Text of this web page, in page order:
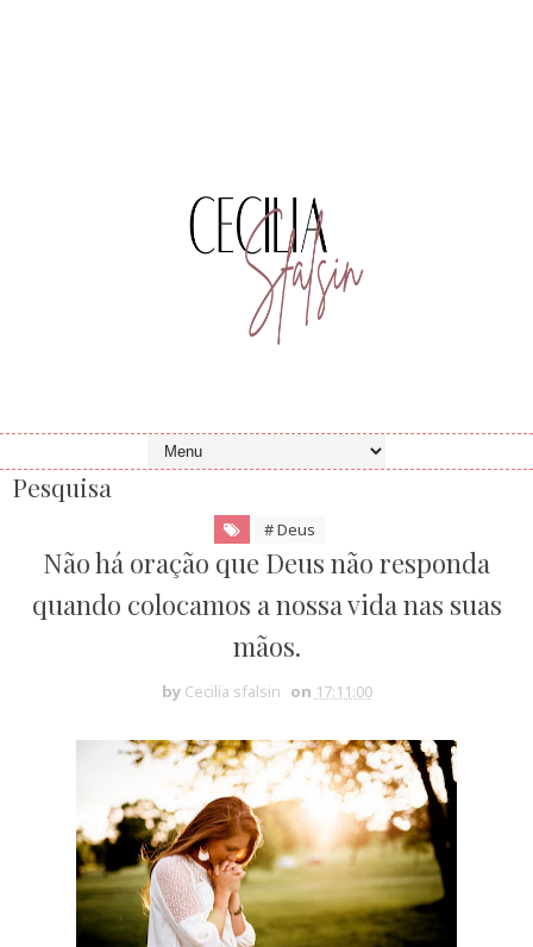
Pesquisa
# Deus
Não há oração que Deus não responda
quando colocamos a nossa vida nas suas
mãos.
by Cecilia sfalsin on 17:11:00